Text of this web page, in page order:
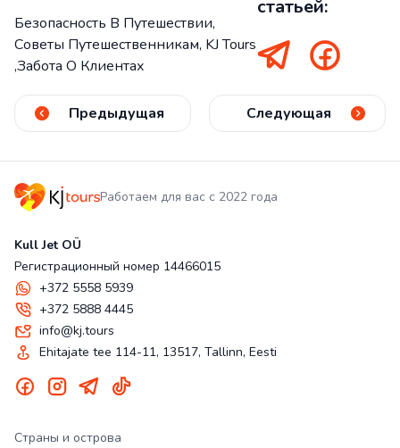
Безопасность В Путешествии,
Советы Путешественникам, KJ Tours
,Забота О Клиентах
статьей:
Предыдущая Следующая
Работаем для вас с 2022 года
Kull Jet OÜ
Регистрационный номер 14466015
+372 5558 5939
+372 5888 4445
info@kj.tours
Ehitajate tee 114-11, 13517, Tallinn, Eesti
Страны и острова